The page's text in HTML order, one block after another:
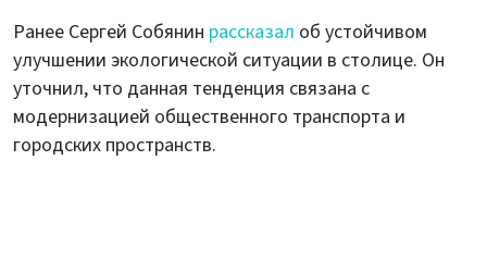
Ранее Сергей Собянин рассказал об устойчивом
улучшении экологической ситуации в столице. Он
уточнил, что данная тенденция связана с
модернизацией общественного транспорта и
городских пространств.